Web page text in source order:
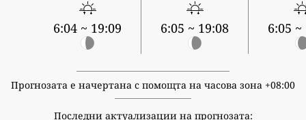
6:04 ~ 19:09 6:05 ~ 19:08 6:05 ~
Прогнозата е начертана с помощта на часова зона +08:00
Последни актуализации на прогнозата: